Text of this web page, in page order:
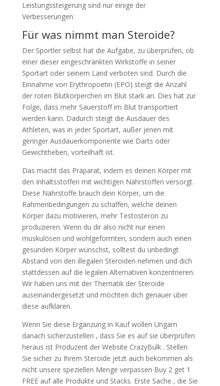
Leistungssteigerung sind nur einige der
Verbesserungen.
Für was nimmt man Steroide?
Der Sportler selbst hat die Aufgabe, zu überprüfen, ob
einer dieser eingeschränkten Wirkstoffe in seiner
Sportart oder seinem Land verboten sind. Durch die
Einnahme von Erythropoetin (EPO) steigt die Anzahl
der roten Blutkörperchen im Blut stark an. Dies hat zur
Folge, dass mehr Sauerstoff im Blut transportiert
werden kann. Dadurch steigt die Ausdauer des
Athleten, was in jeder Sportart, außer jenen mit
geringer Ausdauerkomponente wie Darts oder
Gewichtheben, vorteilhaft ist.
Das macht das Präparat, indem es deinen Körper mit
den Inhaltsstoffen mit wichtigen Nährstoffen versorgt.
Diese Nährstoffe brauch dein Körper, um die
Rahmenbedingungen zu schaffen, welche deinen
Körper dazu motivieren, mehr Testosteron zu
produzieren. Wenn du dir also nicht nur einen
muskulösen und wohlgeformten, sondern auch einen
gesunden Körper wünschst, solltest du unbedingt
Abstand von den illegalen Steroiden nehmen und dich
stattdessen auf die legalen Alternativen konzentrieren.
Wir haben uns mit der Thematik der Steroide
auseinandergesetzt und möchten dich genauer über
diese aufklären.
Wenn Sie diese Ergänzung in Kauf wollen Ungarn
danach sicherzustellen , dass Sie es auf sie überprüfen
heraus ist Produzent der Website CrazyBulk . Stellen
Sie sicher zu Ihrem Steroide jetzt auch bekommen als
nicht unsere speziellen Menge verpassen Buy 2 get 1
FREE auf alle Produkte und Stacks. Erste Sache , die Sie